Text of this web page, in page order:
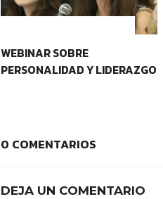
WEBINAR SOBRE
PERSONALIDAD Y LIDERAZGO
0 COMENTARIOS
DEJA UN COMENTARIO